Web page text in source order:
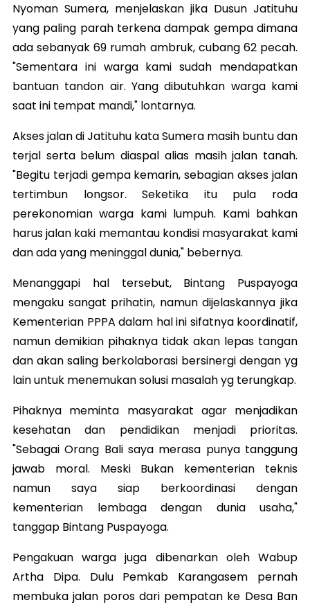
Nyoman Sumera, menjelaskan jika Dusun Jatituhu
yang paling parah terkena dampak gempa dimana
ada sebanyak 69 rumah ambruk, cubang 62 pecah.
"Sementara ini warga kami sudah mendapatkan
bantuan tandon air. Yang dibutuhkan warga kami
saat ini tempat mandi," lontarnya.
Akses jalan di Jatituhu kata Sumera masih buntu dan
terjal serta belum diaspal alias masih jalan tanah.
"Begitu terjadi gempa kemarin, sebagian akses jalan
tertimbun longsor. Seketika itu pula roda
perekonomian warga kami lumpuh. Kami bahkan
harus jalan kaki memantau kondisi masyarakat kami
dan ada yang meninggal dunia," bebernya.
Menanggapi hal tersebut, Bintang Puspayoga
mengaku sangat prihatin, namun dijelaskannya jika
Kementerian PPPA dalam hal ini sifatnya koordinatif,
namun demikian pihaknya tidak akan lepas tangan
dan akan saling berkolaborasi bersinergi dengan yg
lain untuk menemukan solusi masalah yg terungkap.
Pihaknya meminta masyarakat agar menjadikan
kesehatan dan pendidikan menjadi prioritas.
"Sebagai Orang Bali saya merasa punya tanggung
jawab moral. Meski Bukan kementerian teknis
namun saya siap berkoordinasi dengan
kementerian lembaga dengan dunia usaha,"
tanggap Bintang Puspayoga.
Pengakuan warga juga dibenarkan oleh Wabup
Artha Dipa. Dulu Pemkab Karangasem pernah
membuka jalan poros dari pempatan ke Desa Ban